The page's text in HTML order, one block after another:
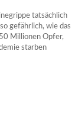
tatsächlich
gefährlich, wie das
Millionen Opfer,
starben